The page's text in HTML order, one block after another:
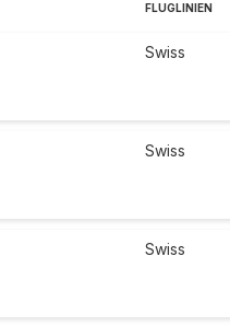
FLUGLINIEN
Swiss
Swiss
Swiss